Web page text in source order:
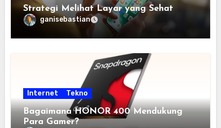
Strategi Melihat Layar yang Sehat
ganisebastian
Internet Tekno
Bagaimana HONOR 400 Mendukung
Para Gamer?